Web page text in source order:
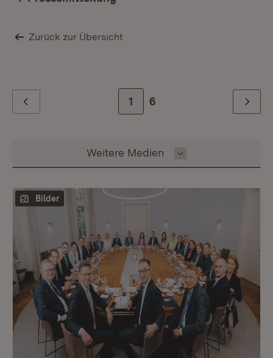
Zurück zur Übersicht
Zur Seite
1 Zur letzten Seite
6 Weiter
Inhalt auswählen
Weitere Medien
Bilder